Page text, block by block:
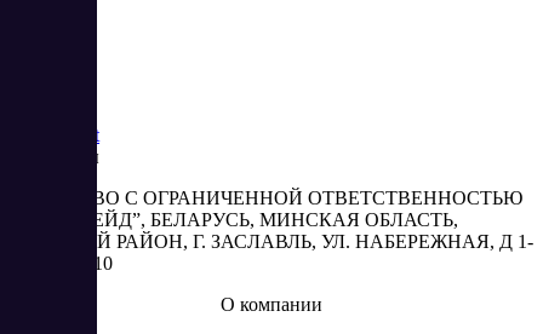
Market
Реквизиты
ОБЩЕСТВО С ОГРАНИЧЕННОЙ ОТВЕТСТВЕННОСТЬЮ
“АБЕСТРЕЙД”, БЕЛАРУСЬ, МИНСКАЯ ОБЛАСТЬ,
МИНСКИЙ РАЙОН, Г. ЗАСЛАВЛЬ, УЛ. НАБЕРЕЖНАЯ, Д 1-
2, КОМ. 310
О компании